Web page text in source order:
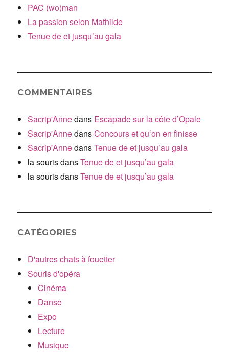
PAC (wo)man
La passion selon Mathilde
Tenue de et jusqu’au gala
COMMENTAIRES
Sacrip'Annedans Escapade sur la côte d’Opale
Sacrip'AnnedansConcours et qu’on en finisse
Sacrip'AnnedansTenue de et jusqu’au gala
la sourisdansTenue de et jusqu’au gala
la sourisdansTenue de et jusqu’au gala
CATÉGORIES
D'autres chats à fouetter
Souris d'opéra
Cinéma
Danse
Expo
Lecture
Musique